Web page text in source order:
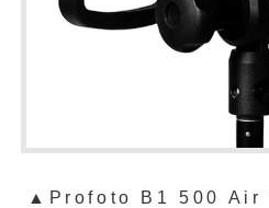
▲Profoto B1 500 Air